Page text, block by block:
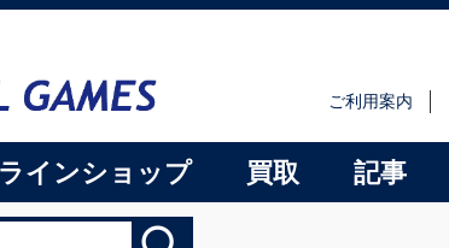
ご利用案内
インショップ 買取 記事